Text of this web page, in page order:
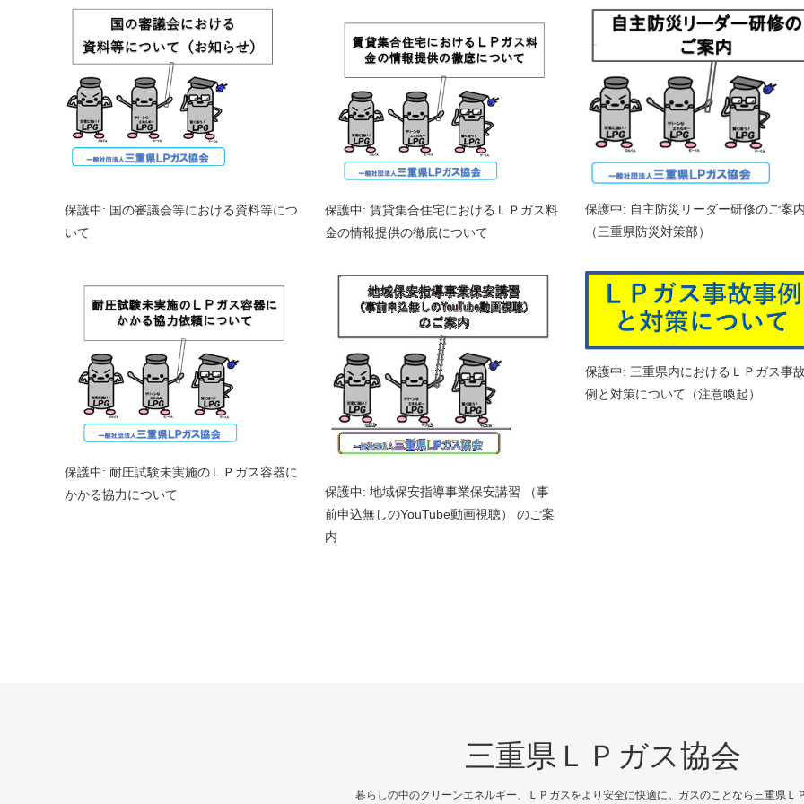
保護中: 国の審議会等における資料等につ
いて
保護中: 賃貸集合住宅におけるＬＰガス料
金の情報提供の徹底について
保護中: 自主防災リーダー研修のご案
（三重県防災対策部）
保護中: 耐圧試験未実施のＬＰガス容器に
かかる協力について
保護中: 地域保安指導事業保安講習 （事
前申込無しのYouTube動画視聴） のご案
内
保護中: 三重県内におけるＬＰガス事
例と対策について（注意喚起）
三重県ＬＰガス協会
暮らしの中のクリーンエネルギー、ＬＰガスをより安全に快適に。ガスのことなら三重県Ｌ